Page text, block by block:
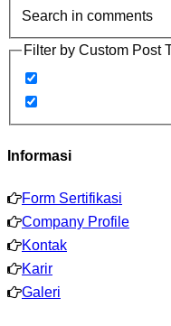
Search in comments
Filter by Custom Post
Informasi
Form Sertifikasi
Company Profile
Kontak
Karir
Galeri